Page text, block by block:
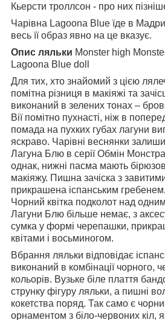
Кьерсти троллсон - про них
Чарівна Lagoona Blue їде в
весь її образ явно на це вказує.
Опис ляльки Monster high
Lagoona Blue doll
Для тих, хто знайомий з цією
помітна різниця в макіяжі та
виконаний в зелених тонах –
Вії помітно пухнасті, ніж в
помада на пухких губах лагуни
яскраво. Чарівні веснянки
Лагуна Блю в серії Обмін
однак, нижні пасма мають
макіяжу. Пишна зачіска з
прикрашена іспанським
Чорний квітка подколот над
Лагуни Блю більше немає, з
сумка у формі черепашки,
квітами і восьминогом.
Вбрання ляльки відповідає
виконаний в комбінації чорного,
кольорів. Вузьке біле плаття
струнку фігуру ляльки, а пишні
кокетства поряд. Так само є
орнаментом з біло-червоних кіл,